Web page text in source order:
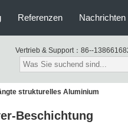
Referenzen Nachrichten
Vertrieb & Support： 86--
strukturelles Aluminium
Beschichtung